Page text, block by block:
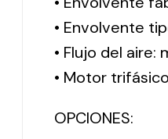
• Envolvente
• Flujo del aire:
• Motor
OPCIONES: